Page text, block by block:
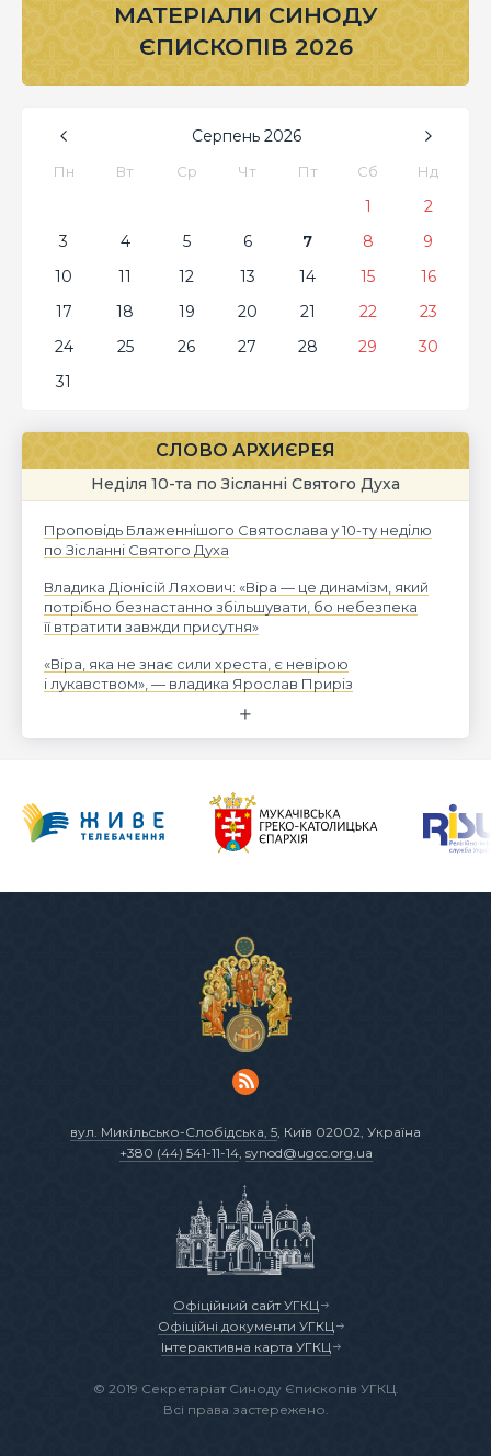
МАТЕРІАЛИ СИНОДУ
ЄПИСКОПІВ 2026
Серпень 2026
Пн Вт Ср Чт Пт Сб Нд
1
2
3
4 5 6 7 8
9
10
11 12 13 14 15
16
17
18 19 20 21 22
23
24
25 26 27 28 29
30
31
СЛОВО АРХИЄРЕЯ
Неділя 10-та по Зісланні Святого Духа
Проповідь Блаженнішого Святослава у 10-ту неділю
по Зісланні Святого Духа
Владика Діонісій Ляхович: «Віра — це динамізм, який
потрібно безнастанно збільшувати, бо небезпека
її втратити завжди присутня»
«Віра, яка не знає сили хреста, є невірою
і лукавством», — владика Ярослав Приріз
вул. Микільсько-Слобідська, 5 , Київ 02002, Україна
+380 (44) 541-11-14, synod@ugcc.org.ua
Офіційний сайт УГКЦ
Офіційні документи УГКЦ
Інтерактивна карта УГКЦ
© 2019 Секретаріат Синоду Єпископів УГКЦ.
Всі права застережено.